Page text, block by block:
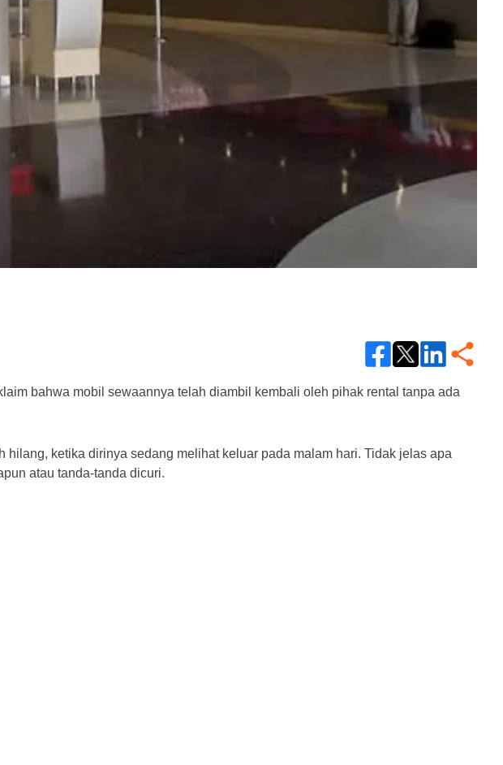
bahwa mobil sewaannya telah diambil kembali oleh pihak rental tanpa ada
ketika dirinya sedang melihat keluar pada malam hari. Tidak jelas apa
atau tanda-tanda dicuri.